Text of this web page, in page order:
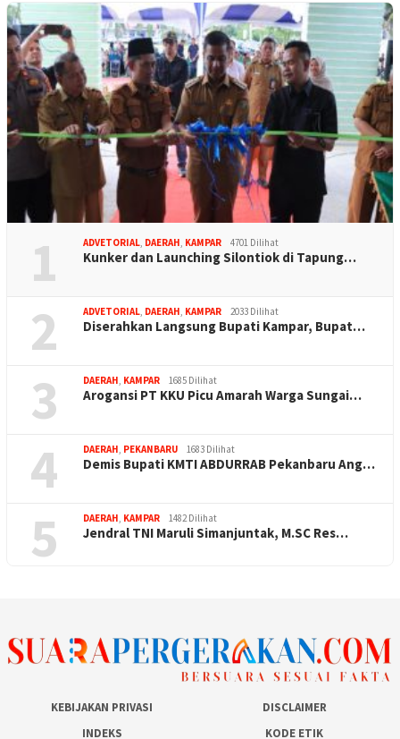
1 ADVETORIAL, DAERAH, KAMPAR 4701 Dilihat
Kunker dan Launching Silontiok di Tapung…
2 ADVETORIAL, DAERAH, KAMPAR 2033 Dilihat
Diserahkan Langsung Bupati Kampar, Bupat…
3 DAERAH, KAMPAR 1685 Dilihat
Arogansi PT KKU Picu Amarah Warga Sungai…
4 DAERAH, PEKANBARU 1683 Dilihat
Demis Bupati KMTI ABDURRAB Pekanbaru Ang…
5 DAERAH, KAMPAR 1482 Dilihat
Jendral TNI Maruli Simanjuntak, M.SC Res…
KEBIJAKAN PRIVASI
DISCLAIMER
INDEKS
KODE ETIK